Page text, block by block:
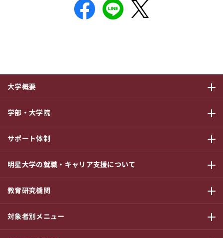
大学概要
サブメニ
学部・大学院
サブメニ
サポート体制
サブメニ
明星大学の就職・キャリア支援について
サブメニ
教育研究機関
サブメニ
対象者別メニュー
サブメニ